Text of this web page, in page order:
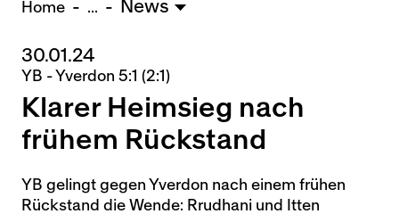
U15 - Lugano *
3:1
Nachwuchs Frauen
Ostermundigen - FU20 *
Team AFF/FFV - FU18 *
1:8
Thörishaus - FU15
12:1
Home ... News
30.01.24
YB - Yverdon 5:1 (2:1)
Klarer Heimsieg nach
frühem Rückstand
YB gelingt gegen Yverdon nach einem frühen
Rückstand die Wende: Rrudhani und Itten